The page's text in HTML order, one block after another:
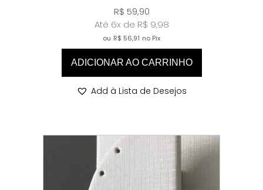
R$ 59,90
Até 6x de R$ 9,98
ou R$ 56,91 no Pix
ADICIONAR AO CARRINHO
Add à Lista de Desejos